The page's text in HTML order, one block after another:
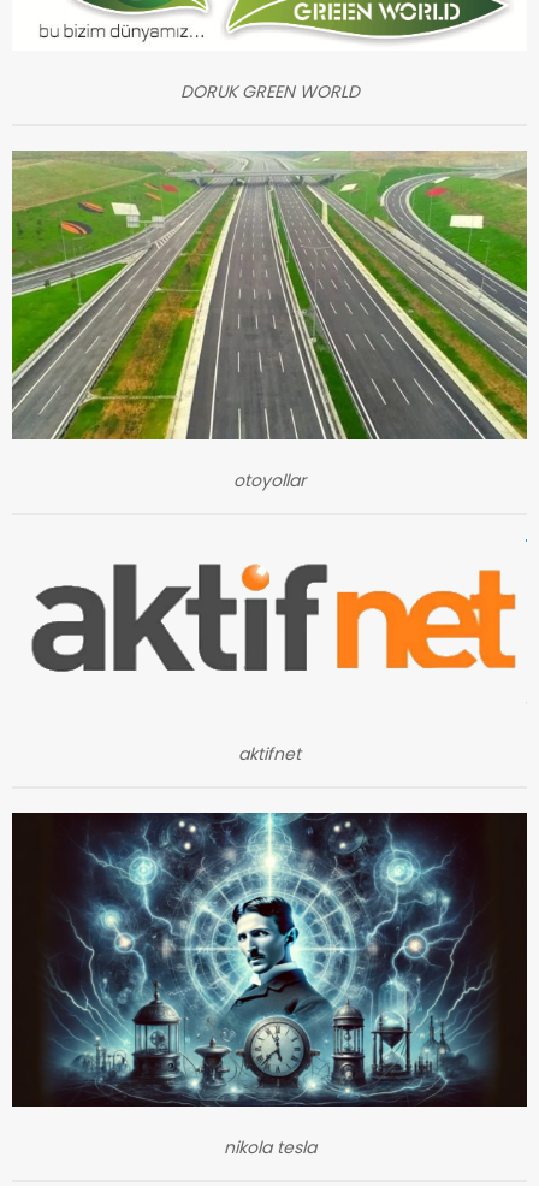
DORUK GREEN WORLD
otoyollar
aktifnet
nikola tesla